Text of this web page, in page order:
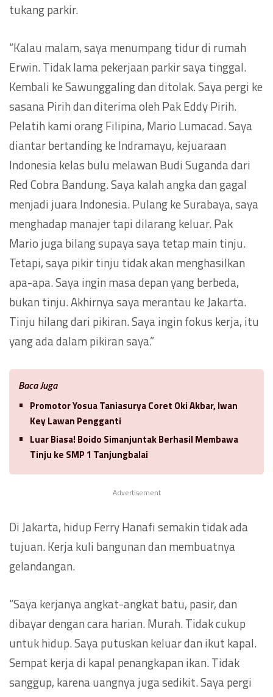
tukang parkir.
“Kalau malam, saya menumpang tidur di rumah
Erwin. Tidak lama pekerjaan parkir saya tinggal.
Kembali ke Sawunggaling dan ditolak. Saya pergi ke
sasana Pirih dan diterima oleh Pak Eddy Pirih.
Pelatih kami orang Filipina, Mario Lumacad. Saya
diantar bertanding ke Indramayu, kejuaraan
Indonesia kelas bulu melawan Budi Suganda dari
Red Cobra Bandung. Saya kalah angka dan gagal
menjadi juara Indonesia. Pulang ke Surabaya, saya
menghadap manajer tapi dilarang keluar. Pak
Mario juga bilang supaya saya tetap main tinju.
Tetapi, saya pikir tinju tidak akan menghasilkan
apa-apa. Saya ingin masa depan yang berbeda,
bukan tinju. Akhirnya saya merantau ke Jakarta.
Tinju hilang dari pikiran. Saya ingin fokus kerja, itu
yang ada dalam pikiran saya.”
Baca Juga
Promotor Yosua Taniasurya Coret Oki Akbar, Iwan
Key Lawan Pengganti
Luar Biasa! Boido Simanjuntak Berhasil Membawa
Tinju ke SMP 1 Tanjungbalai
Advertisement
Di Jakarta, hidup Ferry Hanafi semakin tidak ada
tujuan. Kerja kuli bangunan dan membuatnya
gelandangan.
“Saya kerjanya angkat-angkat batu, pasir, dan
dibayar dengan cara harian. Murah. Tidak cukup
untuk hidup. Saya putuskan keluar dan ikut kapal.
Sempat kerja di kapal penangkapan ikan. Tidak
sanggup, karena uangnya juga sedikit. Saya pergi